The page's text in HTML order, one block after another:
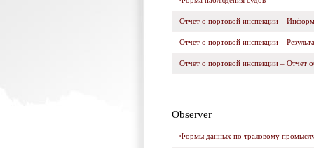
Отчет о портовой инспекции –
Отчет о портовой инспекции –
Отчет о портовой инспекции – Отчет
Observer
Формы данных по траловому